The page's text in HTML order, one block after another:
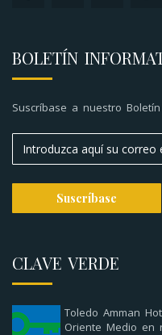
BOLETÍN
Suscríbase a nuestro
CLAVE VERDE
Toledo Amman
Oriente Medio en